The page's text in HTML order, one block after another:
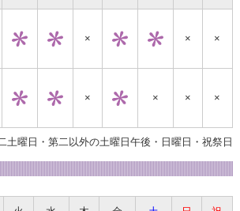
× × ×
× × × ×
土曜日・第二以外の土曜日午後・日曜日・祝祭日